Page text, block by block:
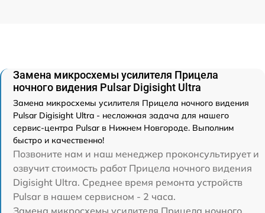
Замена микросхемы усилителя Прицела
ночного видения Pulsar Digisight Ultra
Замена микросхемы усилителя Прицела ночного видения
Pulsar Digisight Ultra - несложная задача для нашего
сервис-центра Pulsar в Нижнем Новгороде. Выполним
быстро и качественно!
Позвоните нам и наш менеджер проконсультирует и
озвучит стоимость работ Прицела ночного видения
Digisight Ultra. Среднее время ремонта устройств
Pulsar в нашем сервисном - 2 часа.
Замена микросхемы усилителя Прицела ночного